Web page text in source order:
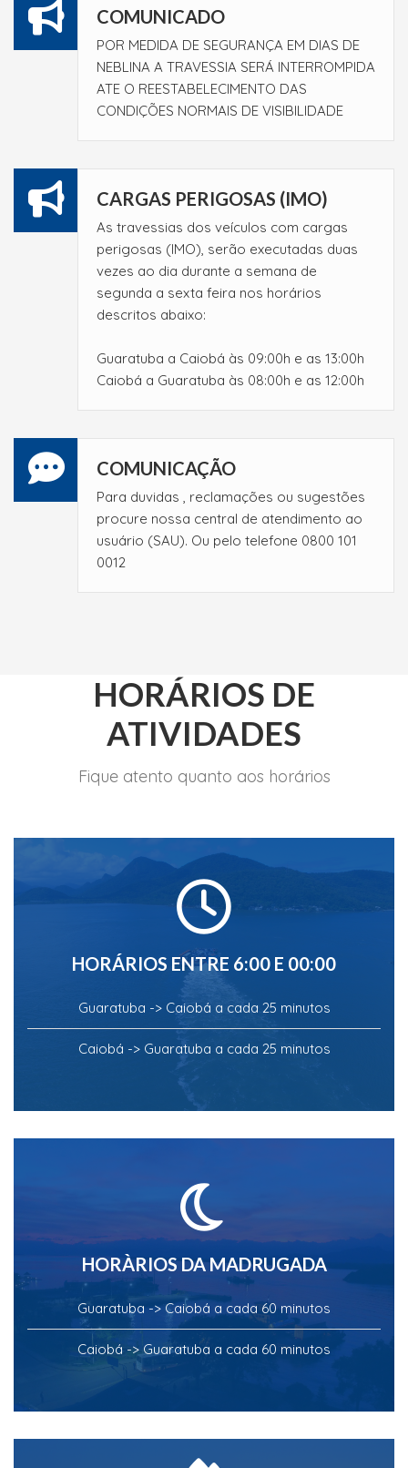
COMUNICADO
POR MEDIDA DE SEGURANÇA EM DIAS DE
NEBLINA A TRAVESSIA SERÁ INTERROMPIDA
ATE O REESTABELECIMENTO DAS
CONDIÇÕES NORMAIS DE VISIBILIDADE
CARGAS PERIGOSAS (IMO)
As travessias dos veículos com cargas
perigosas (IMO), serão executadas duas
vezes ao dia durante a semana de
segunda a sexta feira nos horários
descritos abaixo:
Guaratuba a Caiobá às 09:00h e as 13:00h
Caiobá a Guaratuba às 08:00h e as 12:00h
COMUNICAÇÃO
Para duvidas , reclamações ou sugestões
procure nossa central de atendimento ao
usuário (SAU). Ou pelo telefone 0800 101
0012
HORÁRIOS DE
ATIVIDADES
Fique atento quanto aos horários
HORÁRIOS ENTRE 6:00 E 00:00
Guaratuba -> Caiobá a cada 25 minutos
Caiobá -> Guaratuba a cada 25 minutos
HORÀRIOS DA MADRUGADA
Guaratuba -> Caiobá a cada 60 minutos
Caiobá -> Guaratuba a cada 60 minutos